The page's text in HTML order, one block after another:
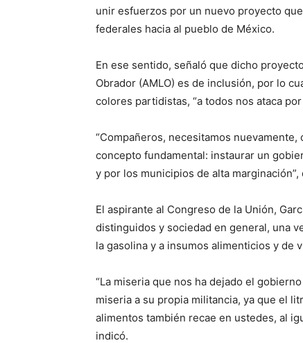
unir esfuerzos por un nuevo proyecto
federales hacia al pueblo de México.
En ese sentido, señaló que dicho
Obrador (AMLO) es de inclusión, por lo
colores partidistas, “a todos nos ataca por
“Compañeros, necesitamos
concepto fundamental: instaurar un
y por los municipios de alta marginación”,
El aspirante al Congreso de la Unión,
distinguidos y sociedad en general, una
la gasolina y a insumos alimenticios y de
“La miseria que nos ha dejado el
miseria a su propia militancia, ya que el
alimentos también recae en ustedes, al
indicó.